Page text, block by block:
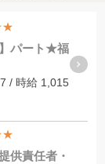
パート★福
/ 時給 1,015
供責任者・